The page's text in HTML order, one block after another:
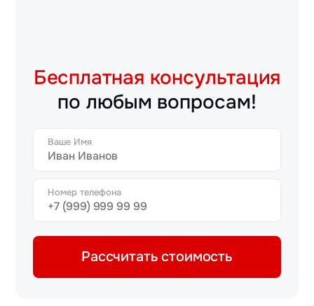
Бесплатная консультация
по любым вопросам!
Ваше Имя
Номер телефона
Рассчитать стоимость